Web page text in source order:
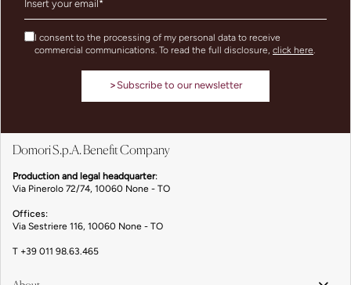
Domori S.p.A. Benefit Company
Production and legal headquarter:
Via Pinerolo 72/74, 10060 None - TO
Offices:
Via Sestriere 116, 10060 None - TO
T +39 011 98.63.465
I consent to the processing of my personal data to receive
commercial communications. To read the full disclosure, click here.
>Subscribe to our newsletter